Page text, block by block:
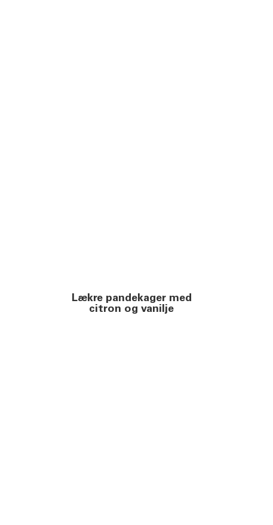
Lækre pandekager med
citron og vanilje